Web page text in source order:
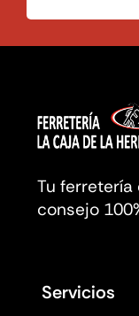
Tu ferretería
consejo
Servicios